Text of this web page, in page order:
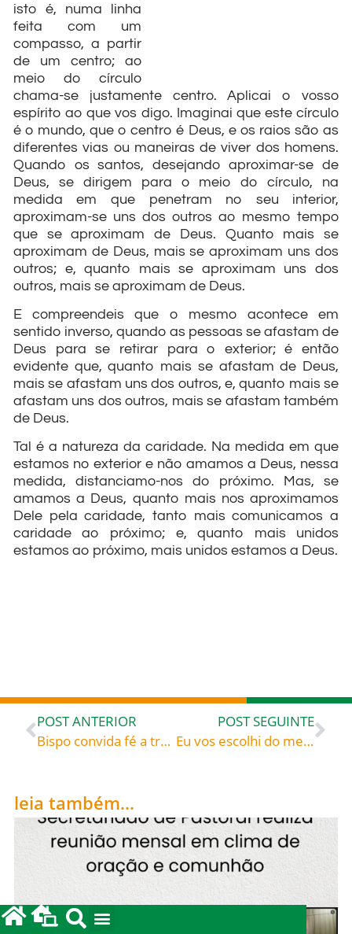
isto é, numa linha
feita com um
compasso, a partir
de um centro; ao
meio do círculo
chama-se justamente centro. Aplicai o vosso
espírito ao que vos digo. Imaginai que este círculo
é o mundo, que o centro é Deus, e os raios são as
diferentes vias ou maneiras de viver dos homens.
Quando os santos, desejando aproximar-se de
Deus, se dirigem para o meio do círculo, na
medida em que penetram no seu interior,
aproximam-se uns dos outros ao mesmo tempo
que se aproximam de Deus. Quanto mais se
aproximam de Deus, mais se aproximam uns dos
outros; e, quanto mais se aproximam uns dos
outros, mais se aproximam de Deus.
E compreendeis que o mesmo acontece em
sentido inverso, quando as pessoas se afastam de
Deus para se retirar para o exterior; é então
evidente que, quanto mais se afastam de Deus,
mais se afastam uns dos outros, e, quanto mais se
afastam uns dos outros, mais se afastam também
de Deus.
Tal é a natureza da caridade. Na medida em que
estamos no exterior e não amamos a Deus, nessa
medida, distanciamo-nos do próximo. Mas, se
amamos a Deus, quanto mais nos aproximamos
Dele pela caridade, tanto mais comunicamos a
caridade ao próximo; e, quanto mais unidos
estamos ao próximo, mais unidos estamos a Deus.
POST ANTERIOR
Bispo convida fé a traduzir-se em obras de amor
POST SEGUINTE
Eu vos escolhi do meio do mundo, por isso é que o mundo vos odeia» – Leituras Bíblicas
leia também...